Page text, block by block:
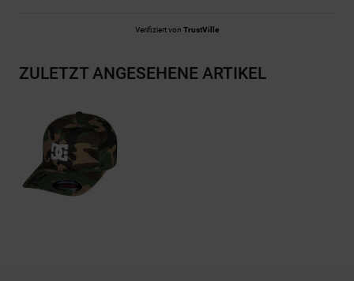
Verifiziert von TrustVille
ZULETZT ANGESEHENE ARTIKEL